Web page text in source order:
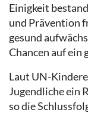
Einigkeit
und Prävention
gesund
Chancen auf ein
Laut UN-
Jugendliche ein
so die